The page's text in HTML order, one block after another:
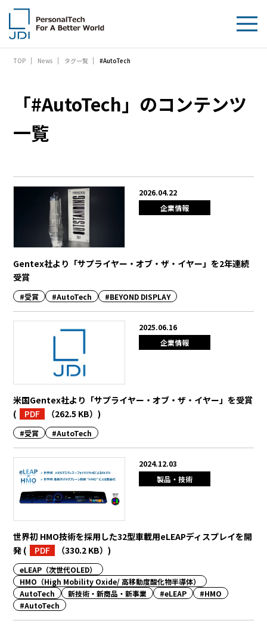
企業情報
製品・技術
サステナビリティ
採用情報
お問い合わせ
BEYOND DISPLAY
Japanese English
TOP News タグ一覧 #AutoTech
「#AutoTech」のコンテンツ
一覧
2026.04.22
企業情報
Gentex社より「サプライヤー・オブ・ザ・イヤー」を2年連続
受賞
#受賞 #AutoTech #BEYOND DISPLAY
2025.06.16
企業情報
米国Gentex社より「サプライヤー・オブ・ザ・イヤー」を受賞
(
PDF （262.5 KB）)
#受賞 #AutoTech
2024.12.03
製品・技術
世界初 HMO技術を採用した32型車載用eLEAPディスプレイを開
発 ( PDF （330.2 KB）)
eLEAP（次世代OLED）
HMO（High Mobility Oxide/ 高移動度酸化物半導体）
AutoTech
新技術・新商品・新事業 #eLEAP
#HMO
#AutoTech